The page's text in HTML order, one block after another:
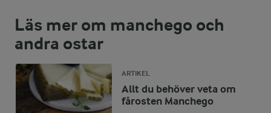
Läs mer om manchego och
andra ostar
ARTIKEL
Allt du behöver veta om
fårosten Manchego